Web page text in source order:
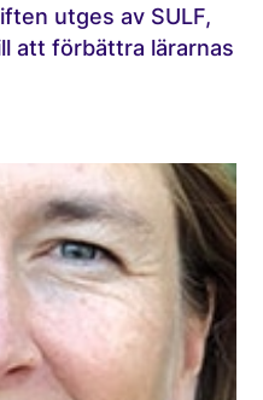
utges av SULF,
att förbättra lärarnas